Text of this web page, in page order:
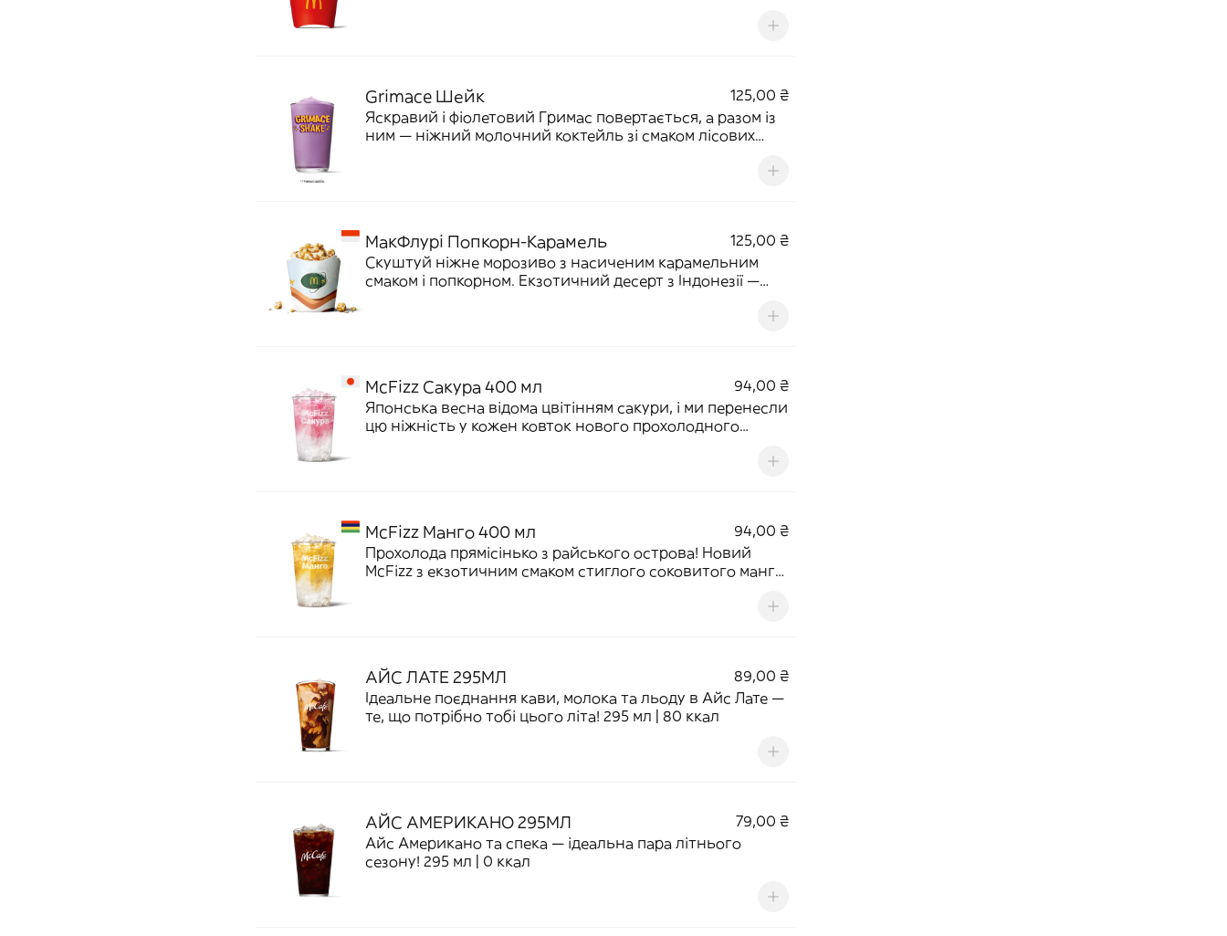
Grimace Шейк
125,00 ₴
Яскравий і фіолетовий Гримас повертається, а разом із
ним — ніжний молочний коктейль зі смаком лісових
МакФлурі Попкорн-Карамель
125,00 ₴
Скуштуй ніжне морозиво з насиченим карамельним
смаком і попкорном. Екзотичний десерт з Індонезії —
McFizz Сакура 400 мл
94,00 ₴
Японська весна відома цвітінням сакури, і ми перенесли
цю ніжність у кожен ковток нового прохолодного
McFizz Манго 400 мл
94,00 ₴
Прохолода прямісінько з райського острова! Новий
McFizz з екзотичним смаком стиглого соковитого манго
АЙС ЛАТЕ 295МЛ
89,00 ₴
Ідеальне поєднання кави, молока та льоду в Айс Лате —
те, що потрібно тобі цього літа! 295 мл | 80 ккал
АЙС АМЕРИКАНО 295МЛ
79,00 ₴
Айс Американо та спека — ідеальна пара літнього
сезону! 295 мл | 0 ккал